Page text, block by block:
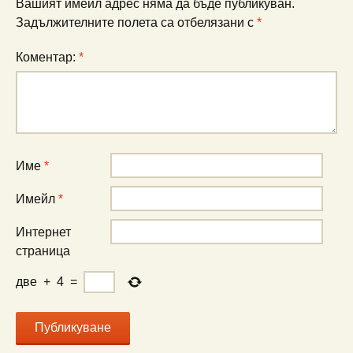
Вашият имейл адрес няма да бъде публикуван.
Задължителните полета са отбелязани с *
Коментар: *
Име *
Имейл *
Интернет
страница
две + 4 =